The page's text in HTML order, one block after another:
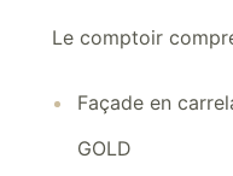
Le comptoir
Façade en
GOLD